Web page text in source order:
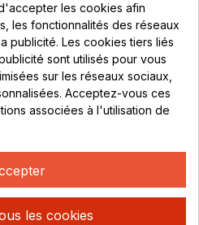
Brignais
vendredi :
- 16h
sur Rendez-vous
37 00 68
les cookies afin
les fonctionnalités des réseaux
publicité. Les cookies tiers liés
sont utilisés pour vous
sur les réseaux sociaux,
Acceptez-vous ces
associées à l'utilisation de
les cookies